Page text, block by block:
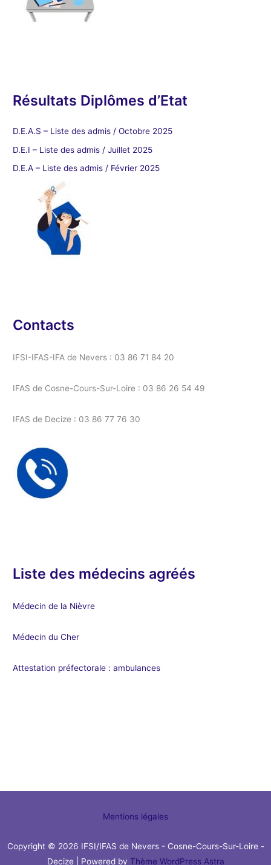
Résultats Diplômes d’Etat
D.E.A.S – Liste des admis / Octobre 2025
D.E.I – Liste des admis / Juillet 2025
D.E.A – Liste des admis / Février 2025
Contacts
IFSI-IFAS-IFA de Nevers : 03 86 71 84 20
IFAS de Cosne-Cours-Sur-Loire : 03 86 26 54 49
IFAS de Decize : 03 86 77 76 30
Liste des médecins agréés
Médecin de la Nièvre
Médecin du Cher
Attestation préfectorale : ambulances
Mentions légales
Copyright © 2026 IFSI/IFAS de Nevers - Cosne-Cours-Sur-Loire -
Decize | Powered by Thème WordPress Astra